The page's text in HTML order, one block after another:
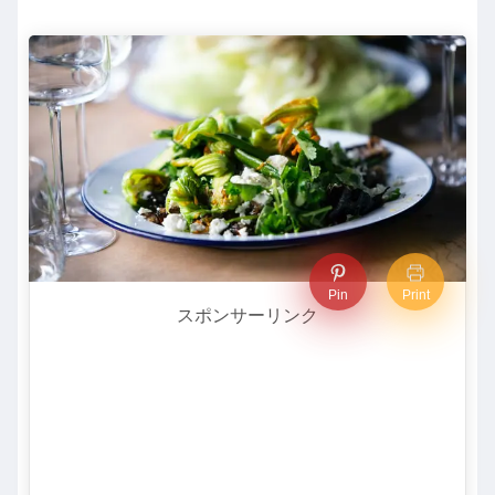
Pin Print
スポンサーリンク